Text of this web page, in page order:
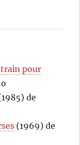
pour
de
(1969) de